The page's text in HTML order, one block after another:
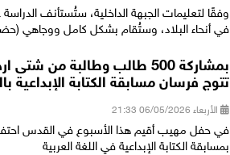
وفقًا لتعليمات الجبهة الداخلية، ستُستأنف
في أنحاء البلاد، وستُقام بشكل كامل ووجاهي
بمشاركة 500 طالب وطالبة من
تتوج فرسان مسابقة الكتابة الإبداعية
الأربعاء 06/05/2026 21:33
في حفل مهيب أقيم هذا الأسبوع في القدس احتفت
بمسابقة الكتابة الإبداعية في اللغة العربية